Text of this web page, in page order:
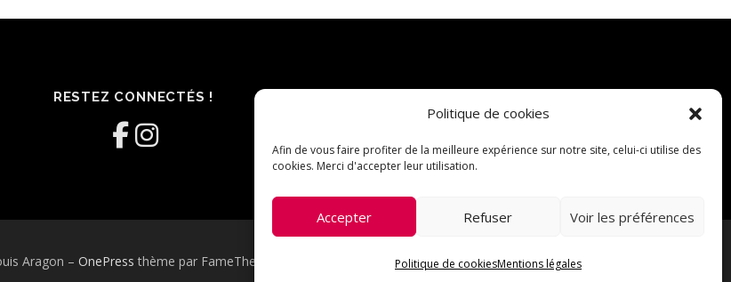
Politique de cookies
Afin de vous faire profiter de la meilleure expérience sur notre site, celui-ci utilise des
cookies. Merci d'accepter leur utilisation.
Accepter Refuser Voir les préférences
Politique de cookiesMentions légales
RESTEZ CONNECTÉS !
Aragon – OnePress thème par FameThemes. Traduit par Wp Trads.